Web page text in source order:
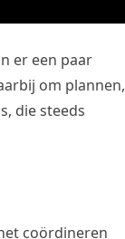
er een paar
om plannen,
die steeds
coördineren